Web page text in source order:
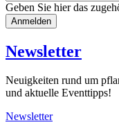
Geben Sie hier das
Website
URL
Newsletter
Neuigkeiten rund um
und aktuelle Eventtipps!
Newsletter